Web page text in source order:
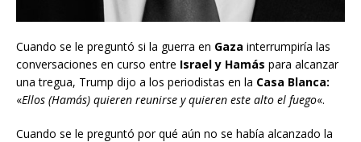
Cuando se le preguntó si la guerra en Gaza interrumpiría las
conversaciones en curso entre Israel y Hamás para alcanzar
una tregua, Trump dijo a los periodistas en la Casa Blanca:
«Ellos (Hamás) quieren reunirse y quieren este alto el fuego«.
Cuando se le preguntó por qué aún no se había alcanzado la